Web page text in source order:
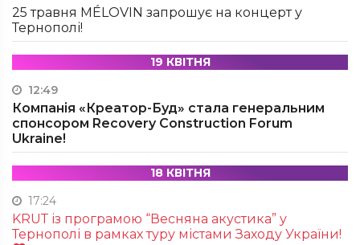
25 травня MÉLOVIN запрошує на концерт у
Тернополі!
19 КВІТНЯ
12:49
Компанія «Креатор-Буд» стала генеральним
спонсором Recovery Construction Forum
Ukraine!
18 КВІТНЯ
17:24
KRUТ із програмою “Весняна акустика” у
Тернополі в рамках туру містами Заходу України!